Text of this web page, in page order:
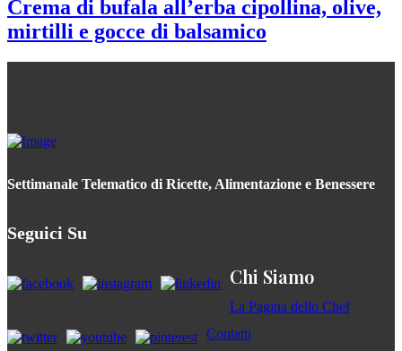
Crema di bufala all’erba cipollina, olive,
mirtilli e gocce di balsamico
Settimanale Telematico di Ricette, Alimentazione e Benessere
Seguici Su
Chi Siamo
La Pagina dello Chef
Contatti